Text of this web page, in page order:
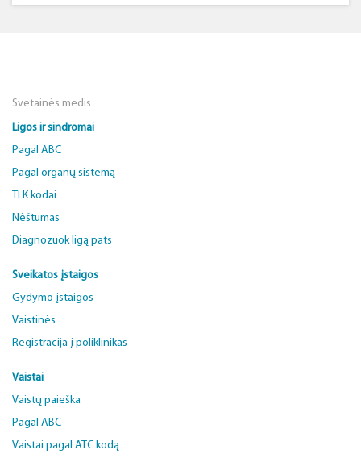
Svetainės medis
Ligos ir sindromai
Pagal ABC
Pagal organų sistemą
TLK kodai
Nėštumas
Diagnozuok ligą pats
Sveikatos įstaigos
Gydymo įstaigos
Vaistinės
Registracija į poliklinikas
Vaistai
Vaistų paieška
Pagal ABC
Vaistai pagal ATC kodą